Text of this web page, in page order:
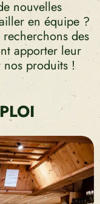
nouvelles
en équipe ?
des
apporter leur
nos produits !